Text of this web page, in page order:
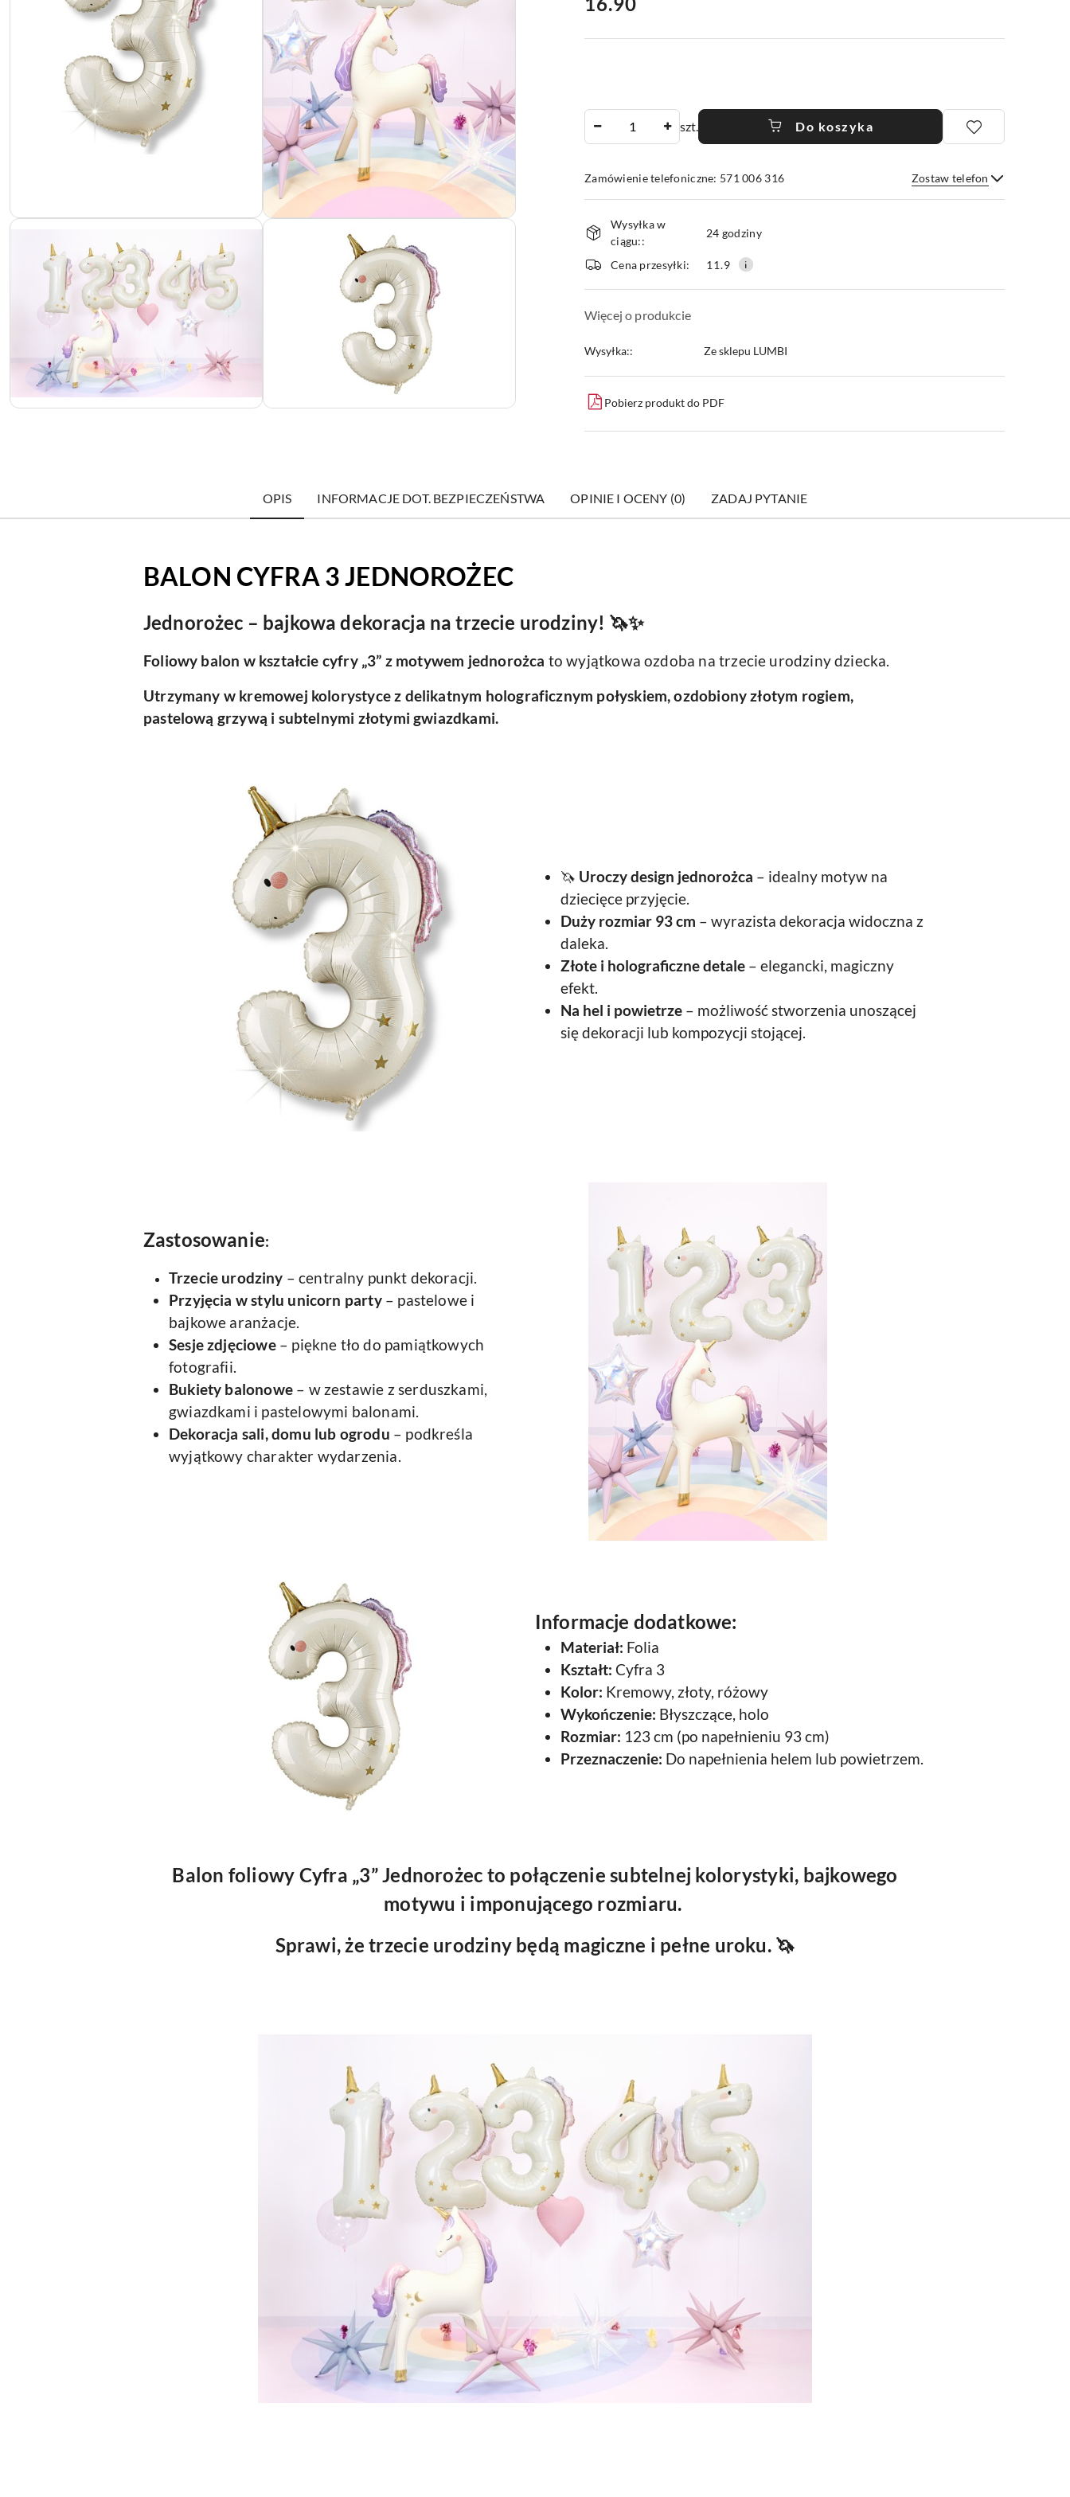
szt. Do koszyka
Zamówienie telefoniczne: 571 006 316 Zostaw telefon
Wyślij
i
dostawa
Wysyłka w
ciągu::
24 godziny
Cena przesyłki: 11.9
Więcej o produkcie
Wysyłka:: Ze sklepu LUMBI
Pobierz produkt do PDF
OPIS INFORMACJE DOT. BEZPIECZEŃSTWA OPINIE I OCENY (0) ZADAJ PYTANIE
BALON CYFRA 3 JEDNOROŻEC
Jednorożec – bajkowa dekoracja na trzecie urodziny! 🦄✨
Foliowy balon w kształcie cyfry „3” z motywem jednorożca to wyjątkowa ozdoba na trzecie urodziny dziecka.
Utrzymany w kremowej kolorystyce z delikatnym holograficznym połyskiem, ozdobiony złotym rogiem,
pastelową grzywą i subtelnymi złotymi gwiazdkami.
🦄 Uroczy design jednorożca – idealny motyw na
dziecięce przyjęcie.
Duży rozmiar 93 cm – wyrazista dekoracja widoczna z
daleka.
Złote i holograficzne detale – elegancki, magiczny
efekt.
Na hel i powietrze – możliwość stworzenia unoszącej
się dekoracji lub kompozycji stojącej.
Zastosowanie:
Trzecie urodziny – centralny punkt dekoracji.
Przyjęcia w stylu unicorn party– pastelowe i
bajkowe aranżacje.
Sesje zdjęciowe– piękne tło do pamiątkowych
fotografii.
Bukiety balonowe – w zestawie z serduszkami,
gwiazdkami i pastelowymi balonami.
Dekoracja sali, domu lub ogrodu – podkreśla
wyjątkowy charakter wydarzenia.
Informacje dodatkowe:
Materiał: Folia
Kształt: Cyfra 3
Kolor: Kremowy, złoty, różowy
Wykończenie: Błyszczące, holo
Rozmiar: 123 cm (po napełnieniu 93 cm)
Przeznaczenie: Do napełnienia helem lub powietrzem.
Balon foliowy Cyfra „3” Jednorożec to połączenie subtelnej kolorystyki, bajkowego
motywu i imponującego rozmiaru.
Sprawi, że trzecie urodziny będą magiczne i pełne uroku. 🦄